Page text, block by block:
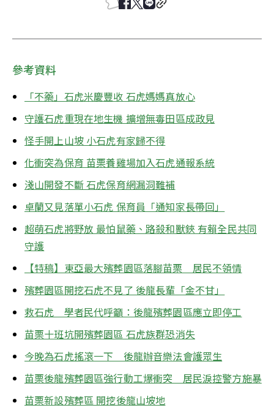
參考資料
「不藥」石虎米慶豐收 石虎媽媽真放心
守護石虎重現在地生機 擴增無毒田區成政見
怪手開上山坡 小石虎有家歸不得
化衝突為保育 苗栗養雞場加入石虎通報系統
淺山開發不斷 石虎保育網漏洞難補
卓蘭又見落單小石虎 保育員「通知家長帶回」
超萌石虎將野放 最怕鼠藥、路殺和獸鋏 有賴全民共同
守護
【特稿】東亞最大殯葬園區落腳苗栗　居民不領情
殯葬園區開挖石虎不見了 後龍長輩「金不甘」
救石虎　學者民代呼籲：後龍殯葬園區應立即停工
苗栗十班坑開殯葬園區 石虎族群恐消失
今晚為石虎搖滾一下　後龍辦音樂法會護眾生
苗栗後龍殯葬園區強行動工爆衝突　居民淚控警方施暴
苗栗新設殯葬區 開挖後龍山坡地